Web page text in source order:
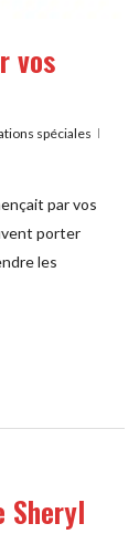
vos
spéciales
par vos
porter
les
Sheryl